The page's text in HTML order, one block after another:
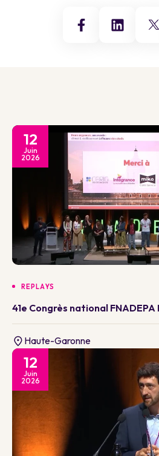
12
Juin
2026
REPLAYS
41e Congrès national FNADEPA
Haute-Garonne
12
Juin
2026